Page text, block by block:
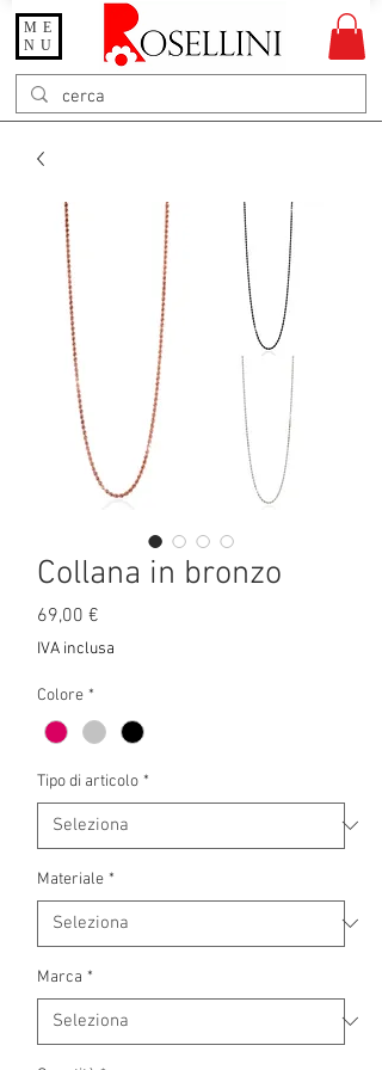
Gioielleria Rosellini
Rosellini online
ME
NU
Collana in bronzo
69,00 €
IVA inclusa
Colore *
Tipo di articolo *
Materiale *
Marca *